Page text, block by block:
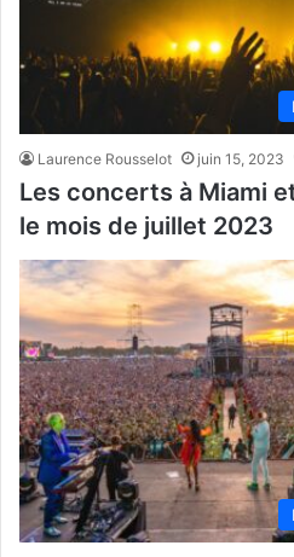
Laurence Rousselot juin 15, 2023
Les concerts à Miami
le mois de juillet 2023